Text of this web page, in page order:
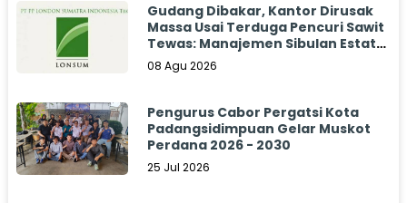
Gudang Dibakar, Kantor Dirusak
Massa Usai Terduga Pencuri Sawit
Tewas: Manajemen Sibulan Estate
Bungkam
08 Agu 2026
Pengurus Cabor Pergatsi Kota
Padangsidimpuan Gelar Muskot
Perdana 2026 - 2030
25 Jul 2026